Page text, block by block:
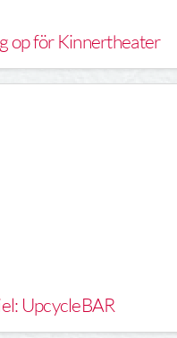
op för Kinnertheater
UpcycleBAR